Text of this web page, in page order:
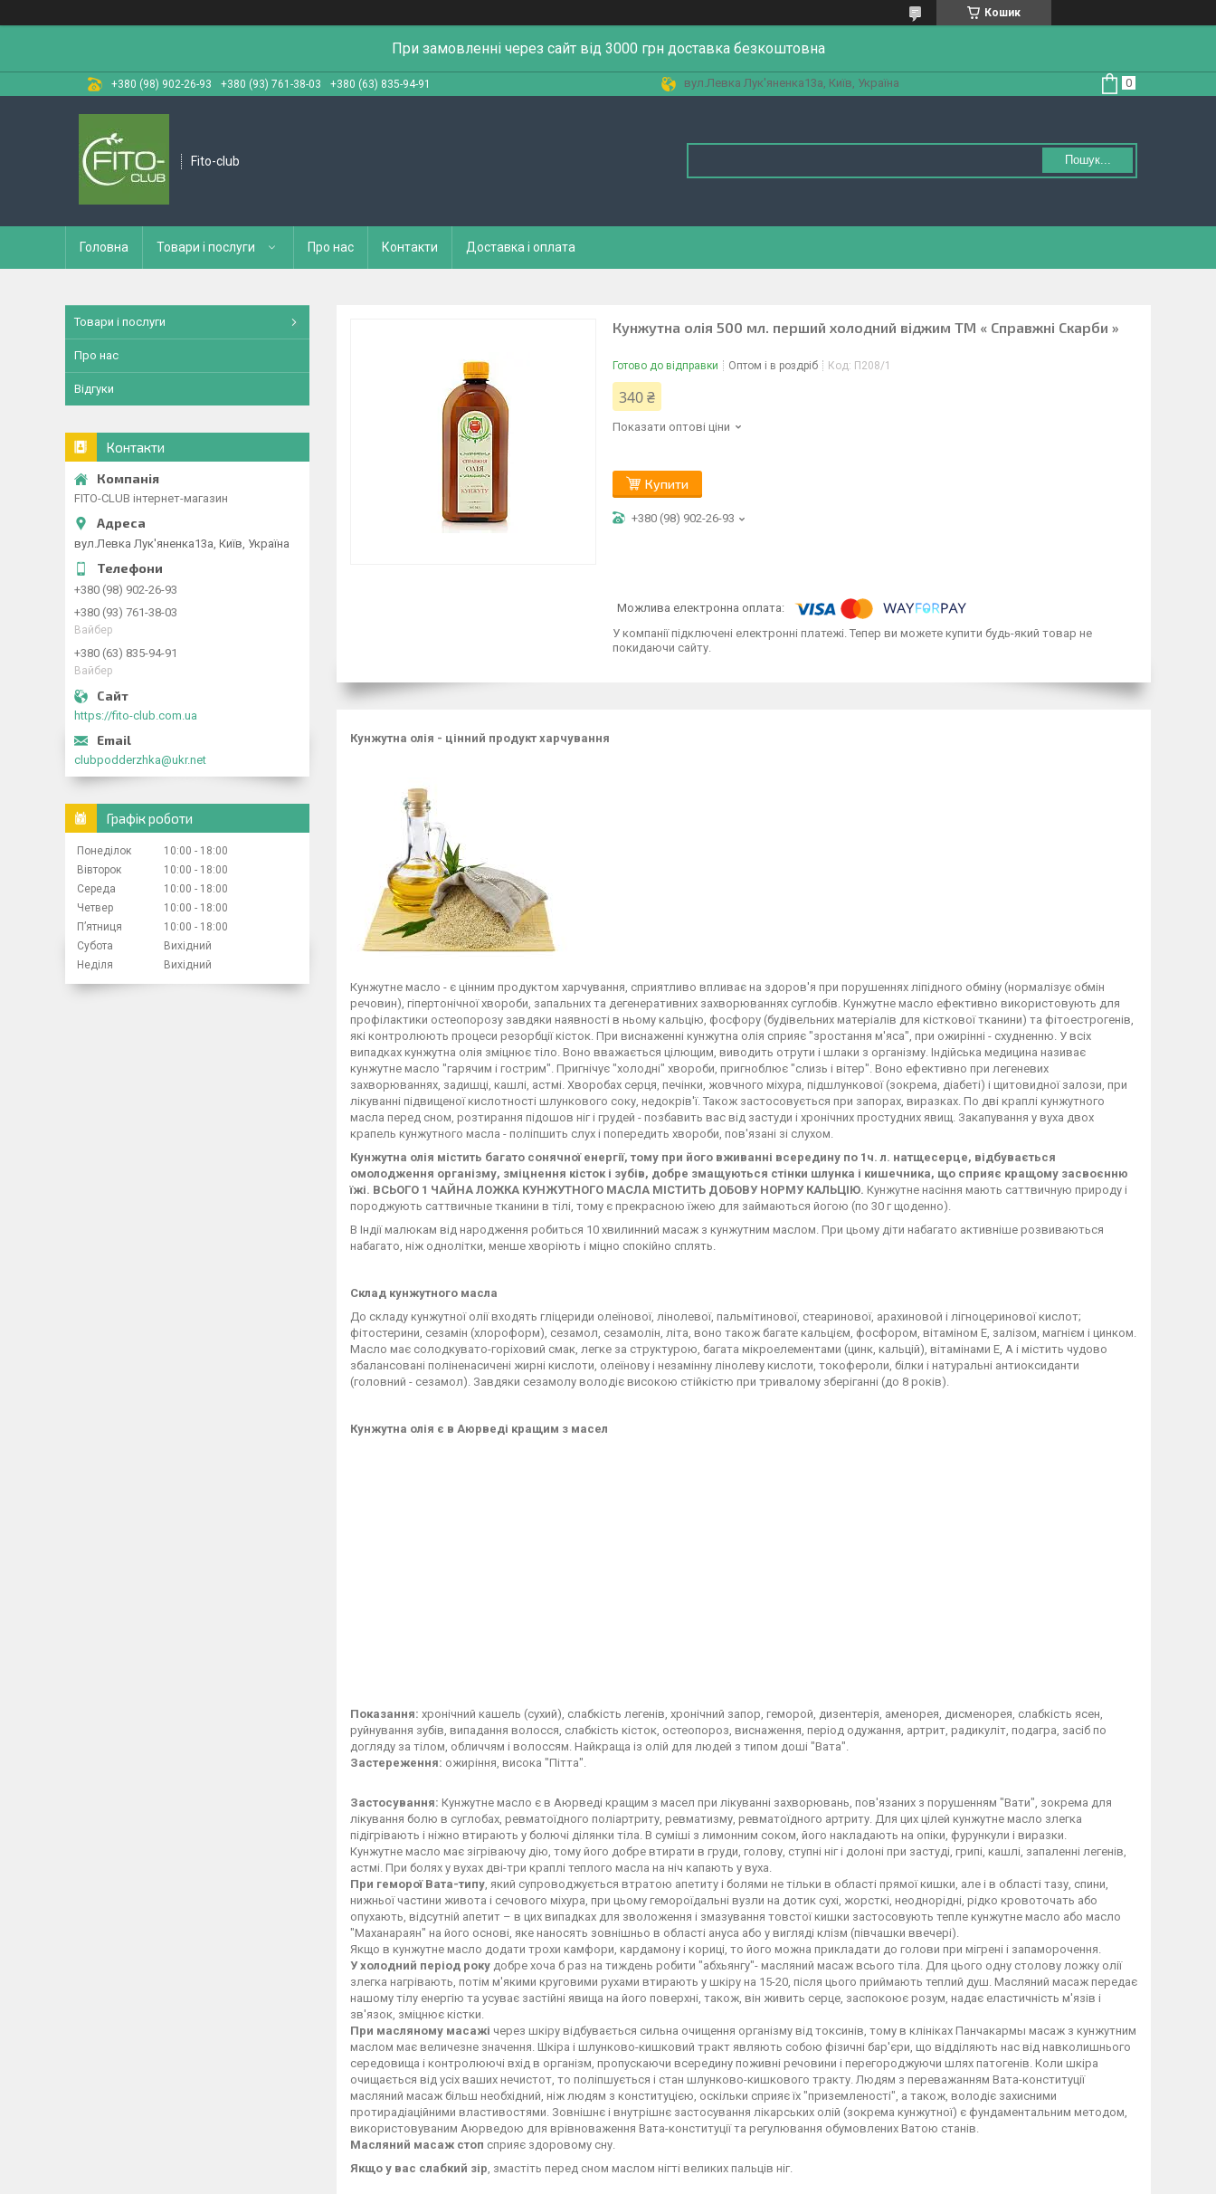
Кошик
При замовленні через сайт від 3000 грн доставка безкоштовна
+380 (98) 902-26-93 +380 (93) 761-38-03 +380 (63) 835-94-91 вул.Левка Лук'яненка13а, Київ, Україна
Fito-club Пошук...
Головна Товари і послуги Про нас Контакти Доставка і оплата
Кунжутна олія 500 мл. перший холодний віджим ТМ « Справжні Скарби »
Готово до відправки Оптом і в роздріб Код: П208/1
340 ₴
Показати оптові ціни
Купити
+380 (98) 902-26-93
У компанії підключені електронні платежі. Тепер ви можете купити будь-який товар не
покидаючи сайту.
Кунжутна олія - цінний продукт харчування
Кунжутне масло - є цінним продуктом харчування, сприятливо впливає на здоров'я при порушеннях ліпідного обміну (нормалізує обмін
речовин), гіпертонічної хвороби, запальних та дегенеративних захворюваннях суглобів. Кунжутне масло ефективно використовують для
профілактики остеопорозу завдяки наявності в ньому кальцію, фосфору (будівельних матеріалів для кісткової тканини) та фітоестрогенів,
які контролюють процеси резорбції кісток. При виснаженні кунжутна олія сприяє "зростання м'яса", при ожирінні - схудненню. У всіх
випадках кунжутна олія зміцнює тіло. Воно вважається цілющим, виводить отрути і шлаки з організму. Індійська медицина називає
кунжутне масло "гарячим і гострим". Пригнічує "холодні" хвороби, пригноблює "слизь і вітер". Воно ефективно при легеневих
захворюваннях, задишці, кашлі, астмі. Хворобах серця, печінки, жовчного міхура, підшлункової (зокрема, діабеті) і щитовидної залози, при
лікуванні підвищеної кислотності шлункового соку, недокрів'ї. Також застосовується при запорах, виразках. По дві краплі кунжутного
масла перед сном, розтирання підошов ніг і грудей - позбавить вас від застуди і хронічних простудних явищ. Закапування у вуха двох
крапель кунжутного масла - поліпшить слух і попередить хвороби, пов'язані зі слухом.
Кунжутна олія містить багато сонячної енергії, тому при його вживанні всередину по 1ч. л. натщесерце, відбувається
омолодження організму, зміцнення кісток і зубів, добре змащуються стінки шлунка і кишечника, що сприяє кращому засвоєнню
їжі. ВСЬОГО 1 ЧАЙНА ЛОЖКА КУНЖУТНОГО МАСЛА МІСТИТЬ ДОБОВУ НОРМУ КАЛЬЦІЮ. Кунжутне насіння мають саттвичную природу і
породжують саттвичные тканини в тілі, тому є прекрасною їжею для займаються йогою (по 30 г щоденно).
В Індії малюкам від народження робиться 10 хвилинний масаж з кунжутним маслом. При цьому діти набагато активніше розвиваються
набагато, ніж однолітки, менше хворіють і міцно спокійно сплять.
Склад кунжутного масла
До складу кунжутної олії входять гліцериди олеїнової, лінолевої, пальмітинової, стеаринової, арахиновой і лігноцеринової кислот;
фітостерини, сезамін (хлороформ), сезамол, сезамолін, літа, воно також багате кальцієм, фосфором, вітаміном Е, залізом, магнієм і цинком.
Масло має солодкувато-горіховий смак, легке за структурою, багата мікроелементами (цинк, кальцій), вітамінами Е, А і містить чудово
збалансовані поліненасичені жирні кислоти, олеїнову і незамінну лінолеву кислоти, токофероли, білки і натуральні антиоксиданти
(головний - сезамол). Завдяки сезамолу володіє високою стійкістю при тривалому зберіганні (до 8 років).
Кунжутна олія є в Аюрведі кращим з масел
Показання: хронічний кашель (сухий), слабкість легенів, хронічний запор, геморой, дизентерія, аменорея, дисменорея, слабкість ясен,
руйнування зубів, випадання волосся, слабкість кісток, остеопороз, виснаження, період одужання, артрит, радикуліт, подагра, засіб по
догляду за тілом, обличчям і волоссям. Найкраща із олій для людей з типом доші "Вата".
Застереження: ожиріння, висока "Пітта".
Застосування: Кунжутне масло є в Аюрведі кращим з масел при лікуванні захворювань, пов'язаних з порушенням "Вати", зокрема для
лікування болю в суглобах, ревматоїдного поліартриту, ревматизму, ревматоїдного артриту. Для цих цілей кунжутне масло злегка
підігрівають і ніжно втирають у болючі ділянки тіла. В суміші з лимонним соком, його накладають на опіки, фурункули і виразки.
Кунжутне масло має зігріваючу дію, тому його добре втирати в груди, голову, ступні ніг і долоні при застуді, грипі, кашлі, запаленні легенів,
астмі. При болях у вухах дві-три краплі теплого масла на ніч капають у вуха.
При геморої Вата-типу, який супроводжується втратою апетиту і болями не тільки в області прямої кишки, але і в області тазу, спини,
нижньої частини живота і сечового міхура, при цьому гемороїдальні вузли на дотик сухі, жорсткі, неоднорідні, рідко кровоточать або
опухають, відсутній апетит – в цих випадках для зволоження і змазування товстої кишки застосовують тепле кунжутне масло або масло
"Маханараян" на його основі, яке наносять зовнішньо в області ануса або у вигляді клізм (півчашки ввечері).
Якщо в кунжутне масло додати трохи камфори, кардамону і кориці, то його можна прикладати до голови при мігрені і запаморочення.
У холодний період року добре хоча б раз на тиждень робити "абхьянгу"- масляний масаж всього тіла. Для цього одну столову ложку олії
злегка нагрівають, потім м'якими круговими рухами втирають у шкіру на 15-20, після цього приймають теплий душ. Масляний масаж передає
нашому тілу енергію та усуває застійні явища на його поверхні, також, він живить серце, заспокоює розум, надає еластичність м'язів і
зв'язок, зміцнює кістки.
При масляному масажі через шкіру відбувається сильна очищення організму від токсинів, тому в клініках Панчакармы масаж з кунжутним
маслом має величезне значення. Шкіра і шлунково-кишковий тракт являють собою фізичні бар'єри, що відділяють нас від навколишнього
середовища і контролюючі вхід в організм, пропускаючи всередину поживні речовини і перегороджуючи шлях патогенів. Коли шкіра
очищається від усіх ваших нечистот, то поліпшується і стан шлунково-кишкового тракту. Людям з переважанням Вата-конституції
масляний масаж більш необхідний, ніж людям з конституцією, оскільки сприяє їх "приземленості", а також, володіє захисними
протирадіаційними властивостями. Зовнішнє і внутрішнє застосування лікарських олій (зокрема кунжутної) є фундаментальним методом,
використовуваним Аюрведою для врівноваження Вата-конституції та регулювання обумовлених Ватою станів.
Масляний масаж стоп сприяє здоровому сну.
Якщо у вас слабкий зір, змастіть перед сном маслом нігті великих пальців ніг.
Товари і послуги
Про нас
Відгуки
Контакти
FITO-CLUB інтернет-магазин
вул.Левка Лук'яненка13а, Київ, Україна
+380 (98) 902-26-93
+380 (93) 761-38-03
Вайбер
+380 (63) 835-94-91
Вайбер
https://fito-club.com.ua
clubpodderzhka@ukr.net
Графік роботи
Понеділок 10:00
18:00
Вівторок
10:00
18:00
Середа
10:00
18:00
Четвер
10:00
18:00
Пʼятниця
10:00
18:00
Субота
Вихідний
Неділя
Вихідний